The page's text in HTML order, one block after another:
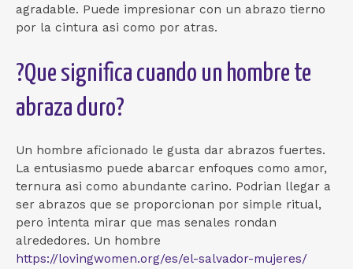
agradable. Puede impresionar con un abrazo tierno
por la cintura asi­ como por atras.
?Que significa cuando un hombre te
abraza duro?
Un hombre aficionado le gusta dar abrazos fuertes.
La entusiasmo puede abarcar enfoques como amor,
ternura asi­ como abundante carino. Podri­an llegar a
ser abrazos que se proporcionan por simple ritual,
pero intenta mirar que mas senales rondan
alrededores. Un hombre
https://lovingwomen.org/es/el-salvador-mujeres/